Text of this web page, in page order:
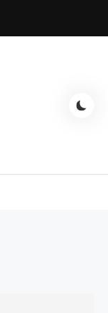
podcast, chismes y